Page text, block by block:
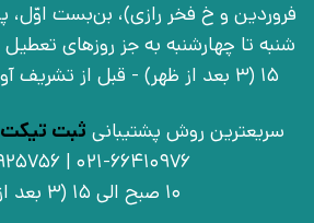
15 (3 بعد از ظهر) - قبل از تشریف آوردن تماس بگیرید
سریعترین روش پشتیبانی ثبت تیکت
021-66410976 | 09030925756
10 صبح الی 15 (3 بعد از ظهر)